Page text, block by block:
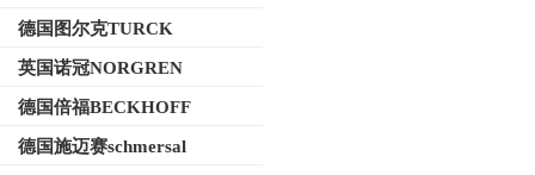
德国图尔克TURCK
英国诺冠NORGREN
德国倍福BECKHOFF
德国施迈赛schmersal